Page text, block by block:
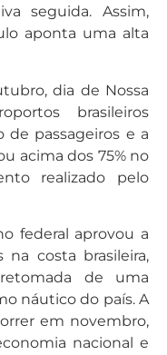
seguida. Assim,
aponta uma alta
dia de Nossa
brasileiros
de passageiros e a
acima dos 75% no
realizado pelo
federal aprovou a
costa brasileira,
de uma
náutico do país. A
em novembro,
nacional e